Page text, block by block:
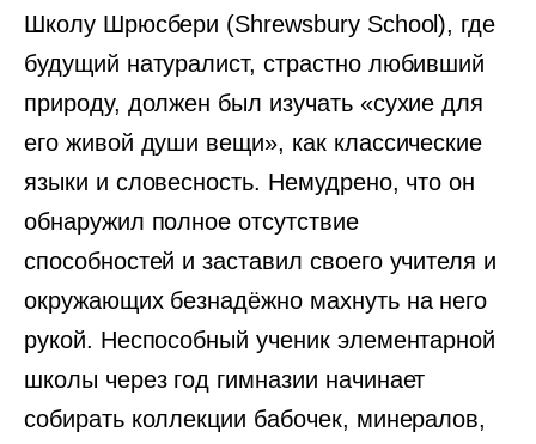
Школу Шрюсбери (Shrewsbury School), где
будущий натуралист, страстно любивший
природу, должен был изучать «сухие для
его живой души вещи», как классические
языки и словесность. Немудрено, что он
обнаружил полное отсутствие
способностей и заставил своего учителя и
окружающих безнадёжно махнуть на него
рукой. Неспособный ученик элементарной
школы через год гимназии начинает
собирать коллекции бабочек, минералов,